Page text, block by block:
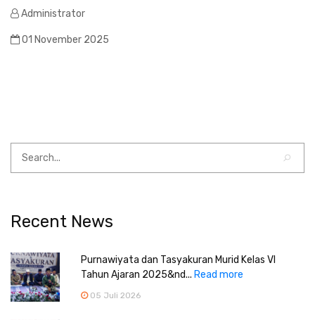
Administrator
01 November 2025
Recent News
Purnawiyata dan Tasyakuran Murid Kelas VI
Tahun Ajaran 2025&nd... Read more
05 Juli 2026